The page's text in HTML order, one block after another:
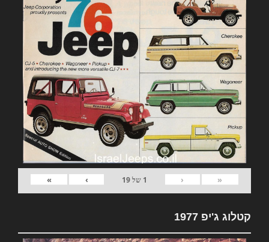
«
‹
1 של19
›
»
קטלוג ג'יפ 1977